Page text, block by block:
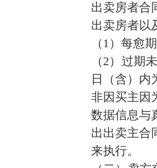
出卖房者合
出卖房者以
（1）每愈
（2）过期
日（含）内
非因买主因
数据信息与
出出卖主合
来执行。